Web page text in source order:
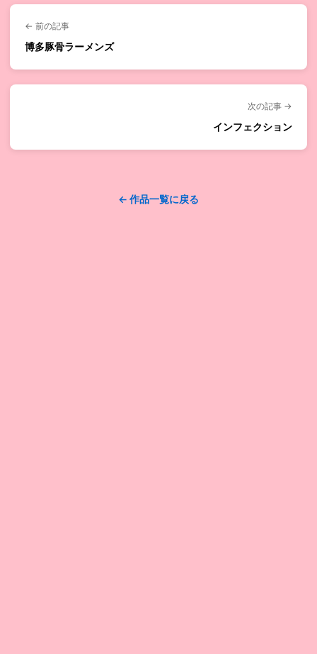
← 前の記事
博多豚骨ラーメンズ
次の記事 →
インフェクション
← 作品一覧に戻る